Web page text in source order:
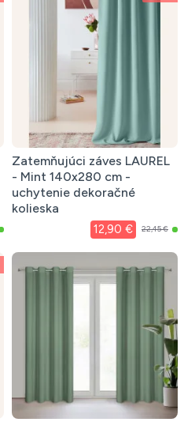
Zatemňujúci záves LAUREL
- Mint 140x280 cm -
uchytenie dekoračné
kolieska
12,90 € 22,45 €